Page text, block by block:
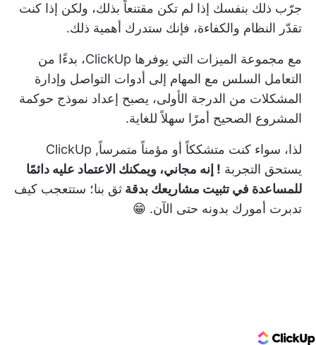
جرّب ذلك بنفسك إذا لم تكن مقتنعاً بذلك، ولكن إذا كنت
تقدّر النظام والكفاءة، فإنك ستدرك أهمية ذلك.
مع مجموعة الميزات التي يوفرها ClickUp، بدءًا من
التعامل السلس مع المهام إلى أدوات التواصل وإدارة
المشكلات من الدرجة الأولى، يصبح إعداد نموذج حوكمة
المشروع الصحيح أمرًا سهلاً للغاية.
لذا، سواء كنت متشككاً أو مؤمناً متمرساً, ClickUp
يستحق التجربة ! إنه مجاني، ويمكنك الاعتماد عليه دائمًا
للمساعدة في تثبيت مشاريعك بدقة ثق بنا؛ ستتعجب كيف
تدبرت أمورك بدونه حتى الآن. 😁
ClickUp Logo